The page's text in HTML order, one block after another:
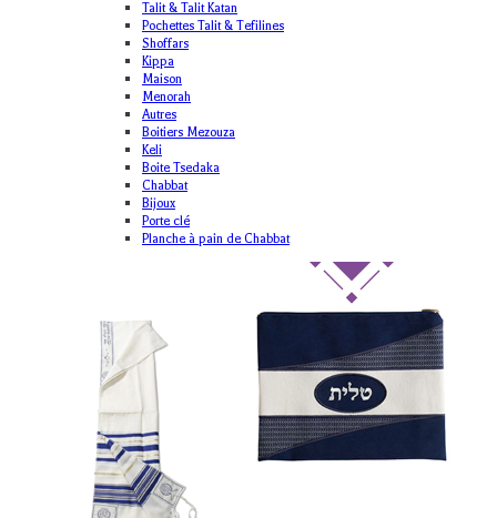
Talit & Talit Katan
Pochettes Talit & Tefilines
Shoffars
Kippa
Maison
Menorah
Autres
Boitiers Mezouza
Keli
Boite Tsedaka
Chabbat
Bijoux
Porte clé
Planche à pain de Chabbat